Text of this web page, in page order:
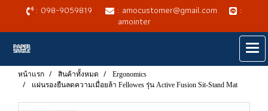
: 098-9059819 : amocustomer@gmail.com :
amointer
หน้าแรก สินค้าทั้งหมด
Ergonomics
แผ่นรองยืนลดความเมื่อยล้า Fellowes รุ่น Active Fusion Sit-Stand Mat